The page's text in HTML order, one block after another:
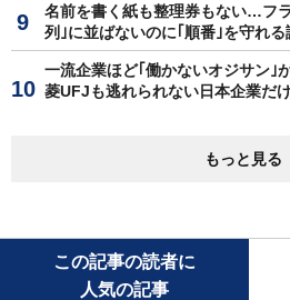
名前を書く紙も整理券もない…フ
列｣に並ばないのに｢順番｣を守れる
一流企業ほど｢働かないオジサン｣
菱UFJも逃れられない日本企業だ
もっと見る
この記事の読者に
人気の記事